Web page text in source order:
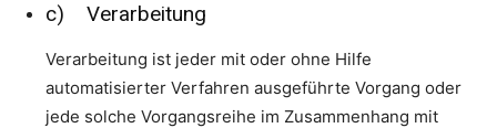
c) Verarbeitung
Verarbeitung ist jeder mit oder ohne Hilfe
automatisierter Verfahren ausgeführte Vorgang oder
jede solche Vorgangsreihe im Zusammenhang mit